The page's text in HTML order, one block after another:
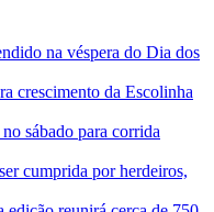
na véspera do Dia dos
crescimento da Escolinha
sábado para corrida
cumprida por herdeiros,